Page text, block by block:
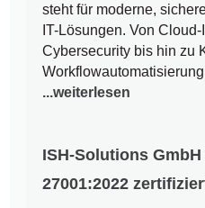
steht für moderne,
IT-Lösungen. Von
Cybersecurity bis hin zu
...weiterlesen
ISH-Solutions
27001:2022